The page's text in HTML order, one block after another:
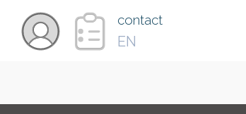
contact
EN